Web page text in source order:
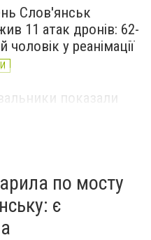
Слов'янськ
11 атак дронів: 62-
чоловік у реанімації
показали
по мосту
є